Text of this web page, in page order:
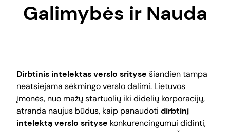
Galimybės ir Nauda
Dirbtinis intelektas verslo srityse šiandien tampa
neatsiejama sėkmingo verslo dalimi. Lietuvos
įmonės, nuo mažų startuolių iki didelių korporacijų,
atranda naujus būdus, kaip panaudoti dirbtinį
intelektą verslo srityse konkurencingumui didinti,